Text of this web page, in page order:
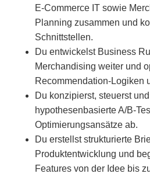
E-Commerce IT sowie
Planning zusammen und
Schnittstellen.
Du entwickelst Business
Merchandising weiter und
Recommendation-Logiken
Du konzipierst, steuerst
hypothesenbasierte A/B-
Optimierungsansätze ab.
Du erstellst strukturierte
Produktentwicklung und
Features von der Idee bis